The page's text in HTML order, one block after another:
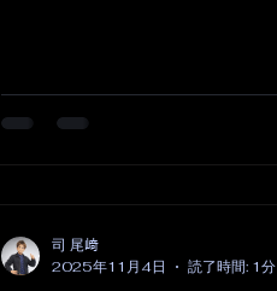
司 尾﨑
2025年11月4日
読了時間: 1分